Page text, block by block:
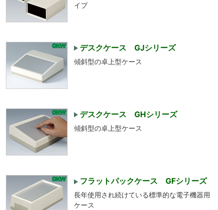
イプ
デスクケース GJシリーズ
傾斜型の卓上型ケース
デスクケース GHシリーズ
傾斜型の卓上型ケース
フラットパックケース GFシリーズ
長年使用され続けている標準的な電子機器用
ケース